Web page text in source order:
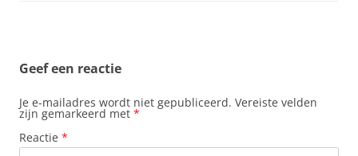
Geef een reactie
Je e-mailadres wordt niet gepubliceerd. Vereiste velden
zijn gemarkeerd met *
Reactie *